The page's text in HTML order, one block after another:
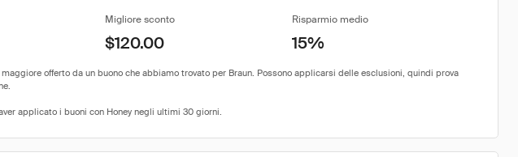
Migliore sconto Risparmio medio
$120.00 15%